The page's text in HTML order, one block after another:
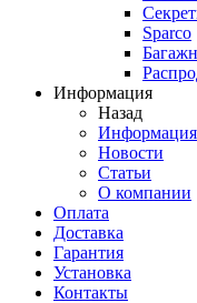
Sparco
Информация
Назад
Информация
Новости
Статьи
О компании
Оплата
Доставка
Гарантия
Установка
Контакты